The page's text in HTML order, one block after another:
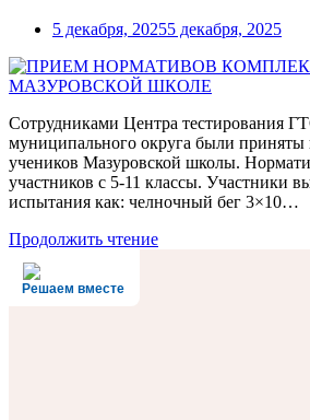
5 декабря, 20255 декабря, 2025
Сотрудниками Центра тестирования
муниципального округа были
учеников Мазуровской школы.
участников с 5-11 классы. Участники
испытания как: челночный бег 3×10…
Продолжить чтение
Решаем вместе